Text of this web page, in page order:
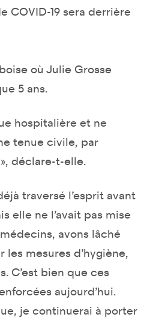
COVID-19 sera derrière
où Julie Grosse
5 ans.
hospitalière et ne
tenue civile, par
déclare-t-elle.
traversé l’esprit avant
elle ne l’avait pas mise
avons lâché
les mesures d’hygiène,
C’est bien que ces
aujourd’hui.
je continuerai à porter